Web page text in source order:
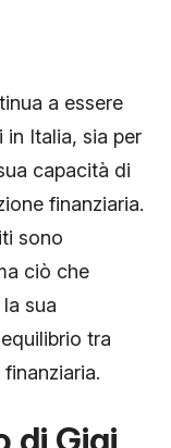
a essere
in Italia, sia per
capacità di
finanziaria.
sono
ciò che
sua
tra